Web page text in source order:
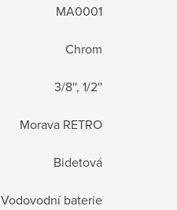
MA0001
Chrom
3/8'', 1/2''
Morava RETRO
Bidetová
Vodovodní baterie